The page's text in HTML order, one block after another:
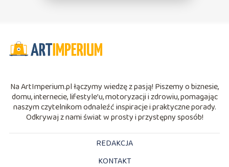
Na ArtImperium.pl łączymy wiedzę z pasją! Piszemy o biznesie,
domu, internecie, lifestyle’u, motoryzacji i zdrowiu, pomagając
naszym czytelnikom odnaleźć inspiracje i praktyczne porady.
Odkrywaj z nami świat w prosty i przystępny sposób!
REDAKCJA
KONTAKT